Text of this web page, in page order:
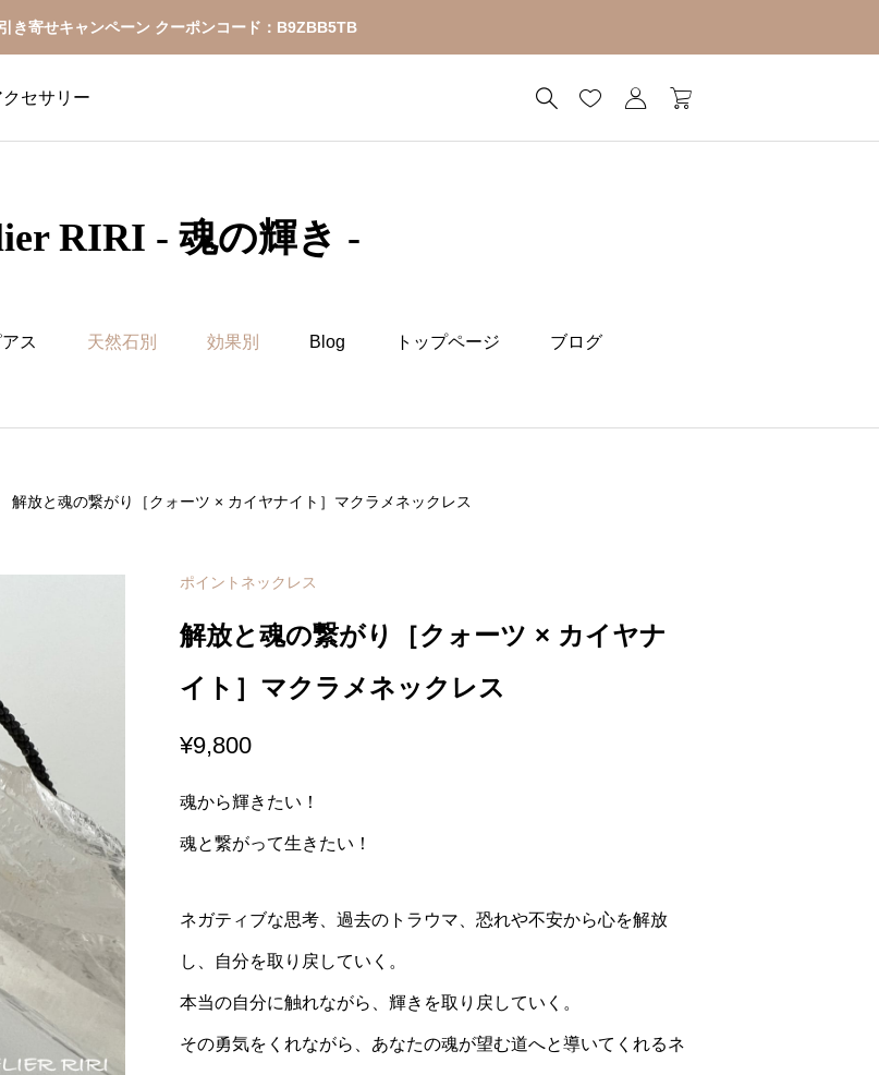
き寄せキャンペーン クーポンコード：B9ZBB5TB
セサリー
RIRI - 魂の輝き -
アス 天然石別 効果別 Blog トップページ ブログ
解放と魂の繋がり［クォーツ × カイヤナイト］マクラメネックレス
ポイントネックレス
解放と魂の繋がり［クォーツ × カイヤナ
イト］マクラメネックレス
¥9,800
魂から輝きたい！
魂と繋がって生きたい！
ネガティブな思考、過去のトラウマ、恐れや不安から心を解放
し、自分を取り戻していく。
本当の自分に触れながら、輝きを取り戻していく。
その勇気をくれながら、あなたの魂が望む道へと導いてくれるネ